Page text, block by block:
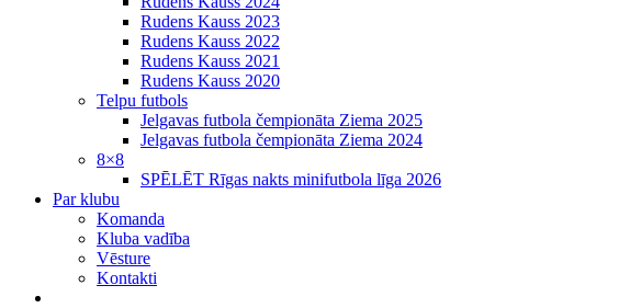
Rudens Kauss 2023
Rudens Kauss 2022
Rudens Kauss 2021
Rudens Kauss 2020
Telpu futbols
Jelgavas futbola čempionāta Ziema 2025
Jelgavas futbola čempionāta Ziema 2024
8×8
SPĒLĒT Rīgas nakts minifutbola līga 2026
Par klubu
Komanda
Kluba vadība
Vēsture
Kontakti